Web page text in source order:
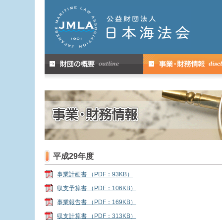
平成29年度
事業計画書 （PDF：93KB）
収支予算書 （PDF：106KB）
事業報告書 （PDF：169KB）
収支計算書 （PDF：313KB）